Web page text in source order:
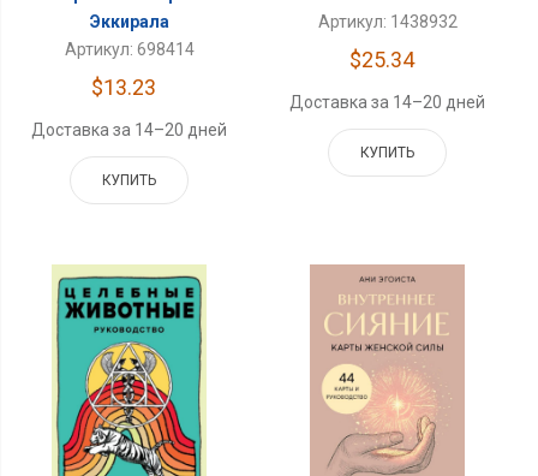
Эккирала
Артикул: 698414
$13.23
Доставка за 14–20 дней
КУПИТЬ
Артикул: 1438932
$25.34
Доставка за 14–20 дней
КУПИТЬ